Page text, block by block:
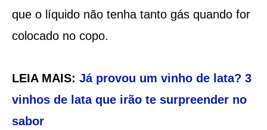
que o líquido não tenha tanto gás quando for
colocado no copo.
LEIA MAIS: Já provou um vinho de lata? 3
vinhos de lata que irão te surpreender no
sabor